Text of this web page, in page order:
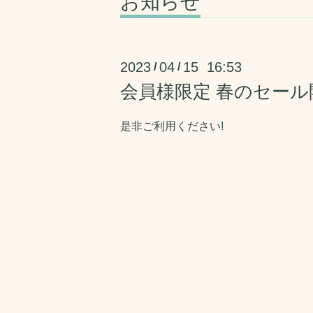
2023 /04 / 15 16:53
会員様限定 春のセー
是非ご利用ください!